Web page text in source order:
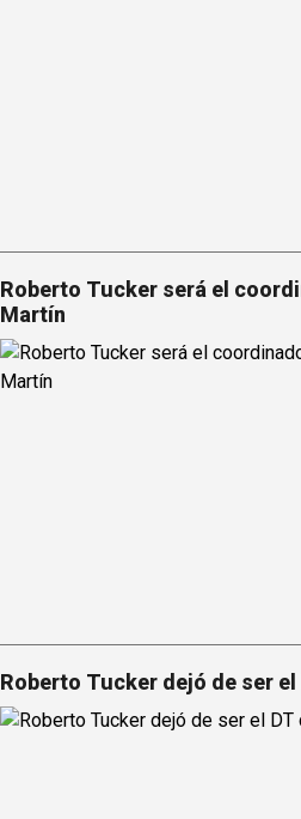
Roberto Tucker será el
Martín
Roberto Tucker dejó de ser el